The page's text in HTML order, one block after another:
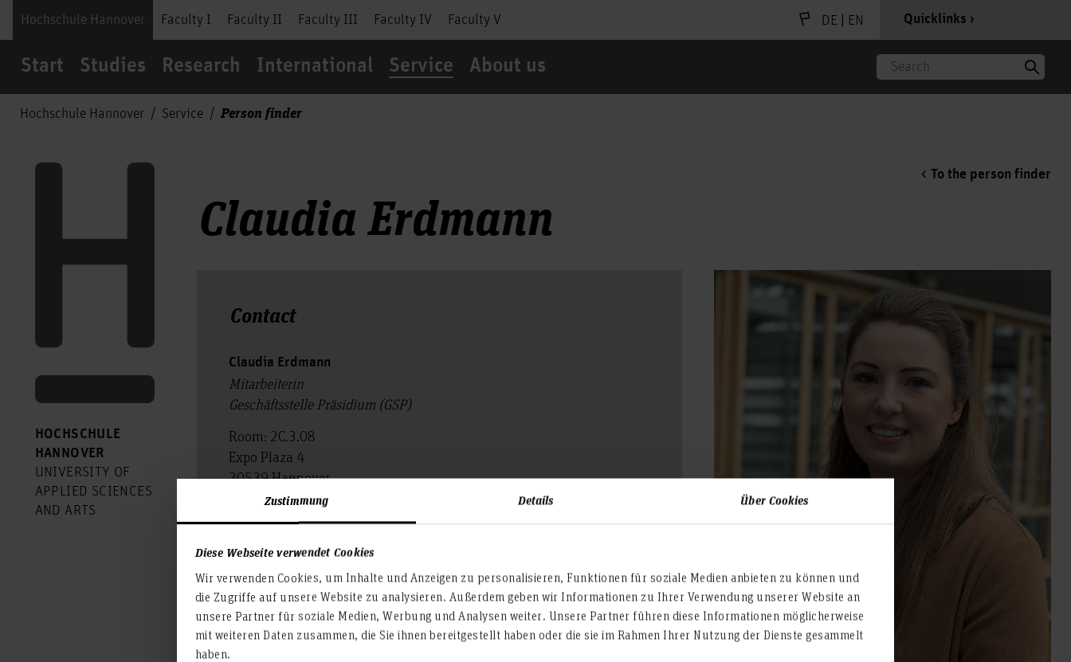
Zustimmung Details Über Cookies
Diese Webseite verwendet Cookies
Wir verwenden Cookies, um Inhalte und Anzeigen zu personalisieren, Funktionen für soziale Medien anbieten zu können und
die Zugriffe auf unsere Website zu analysieren. Außerdem geben wir Informationen zu Ihrer Verwendung unserer Website an
unsere Partner für soziale Medien, Werbung und Analysen weiter. Unsere Partner führen diese Informationen möglicherweise
mit weiteren Daten zusammen, die Sie ihnen bereitgestellt haben oder die sie im Rahmen Ihrer Nutzung der Dienste gesammelt
haben.
Hochschule Hannover Faculty I Faculty II Faculty III Faculty IV Faculty V DE | EN Quicklinks
Start Studies Research International Service About us Search
Hochschule Hannover Service Person finder
HOCHSCHULE
HANNOVER
UNIVERSITY OF
APPLIED SCIENCES
AND ARTS
To the person finder
Claudia Erdmann
Contact
Claudia Erdmann
Mitarbeiterin
Geschäftsstelle Präsidium (GSP)
Room: 2C.3.08
Expo Plaza 4
30539 Hannover
claudia.erdmann(at)hs-hannover.de